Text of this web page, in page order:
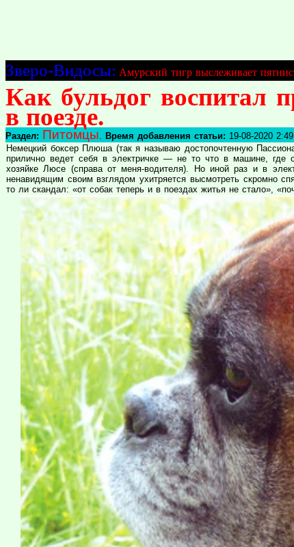
Зверо-Видосы: Амурский тигр выслеживает
Как бульдог воспитал
в поезде.
Раздел: Питомцы. Время добавления статьи: 19-08-2020 2:49
Немецкий боксер Плюша (так я называю достопочтенную
прилично ведет себя в электричке — не то что в машине, где
хозяйке Люсе (справа от меня-водителя). Но иной раз и в
ненавидящим своим взглядом ухитряется высмотреть скромно
то ли скандал: «от собак теперь и в поездах житья не стало»,